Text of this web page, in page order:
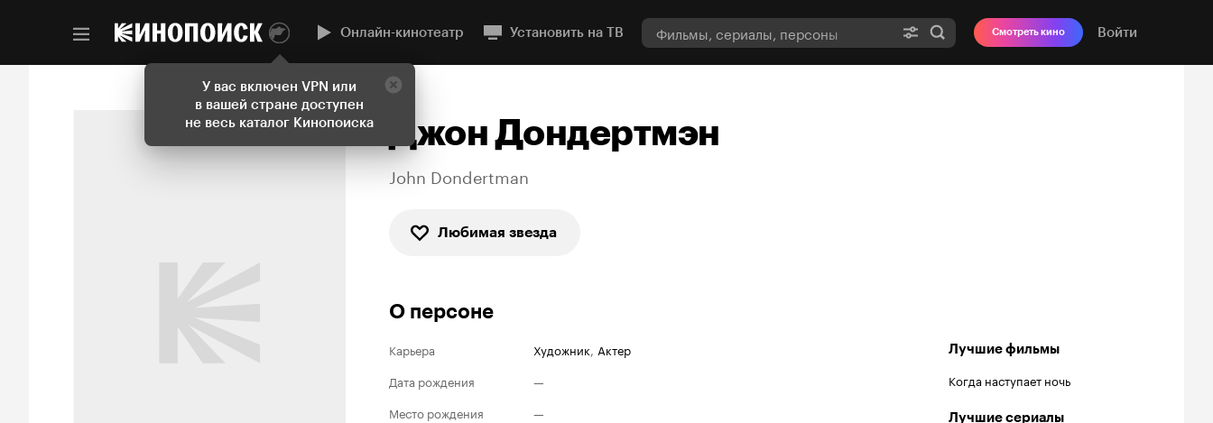
У вас включен VPN или
в вашей стране доступен
не весь каталог Кинопоиска
Онлайн-кинотеатр Установить на ТВ Смотреть кино Войти
Джон Дондертмэн
John Dondertman
Любимая звезда
О персоне
Карьера Художник, Актер
Дата рождения
—
Место рождения
—
Лучшие фильмы
Когда наступает ночь
Лучшие сериалы